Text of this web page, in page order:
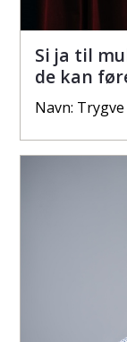
Si ja til
de kan
Navn: